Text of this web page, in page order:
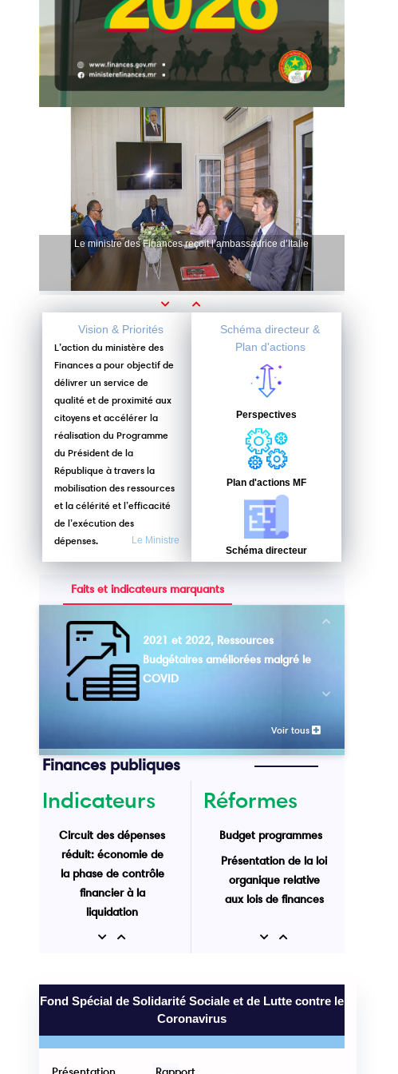
Le ministre des Finances reçoit l’ambassadrice d’Italie
Previous
Vision & Priorités
L’action du ministère des
Finances a pour objectif de
délivrer un service de
qualité et de proximité aux
citoyens et accélérer la
réalisation du Programme
du Président de la
République à travers la
mobilisation des ressources
et la célérité et l’efficacité
de l’exécution des
dépenses.
Le Ministre
Schéma directeur &
Plan d'actions
Perspectives
Plan d'actions MF
Schéma directeur
Faits et indicateurs marquants
2021 et 2022, Ressources
Budgétaires améliorées malgré le
COVID
Voir tous
Finances publiques
Indicateurs
Circuit des dépenses
réduit: économie de
la phase de contrôle
financier à la
liquidation
Recettes de l'Etat au
Previous
Réformes
Budget programmes
Présentation de la loi
organique relative
aux lois de finances
Previous
Fond Spécial de Solidarité Sociale et de Lutte contre le
Coronavirus